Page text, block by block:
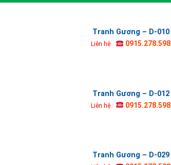
Tranh Gương – D-010
Liên hệ 0915.278.598
Tranh Gương – D-012
Liên hệ 0915.278.598
Tranh Gương – D-029